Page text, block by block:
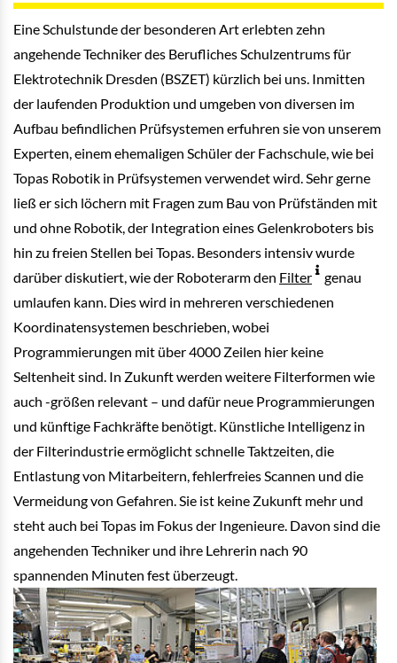
Eine Schulstunde der besonderen Art erlebten zehn
angehende Techniker des Berufliches Schulzentrums für
Elektrotechnik Dresden (BSZET) kürzlich bei uns. Inmitten
der laufenden Produktion und umgeben von diversen im
Aufbau befindlichen Prüfsystemen erfuhren sie von unserem
Experten, einem ehemaligen Schüler der Fachschule, wie bei
Topas Robotik in Prüfsystemen verwendet wird. Sehr gerne
ließ er sich löchern mit Fragen zum Bau von Prüfständen mit
und ohne Robotik, der Integration eines Gelenkroboters bis
hin zu freien Stellen bei Topas. Besonders intensiv wurde
darüber diskutiert, wie der Roboterarm den Filter
genau
umlaufen kann. Dies wird in mehreren verschiedenen
Koordinatensystemen beschrieben, wobei
Programmierungen mit über 4000 Zeilen hier keine
Seltenheit sind. In Zukunft werden weitere Filterformen wie
auch -größen relevant – und dafür neue Programmierungen
und künftige Fachkräfte benötigt. Künstliche Intelligenz in
der Filterindustrie ermöglicht schnelle Taktzeiten, die
Entlastung von Mitarbeitern, fehlerfreies Scannen und die
Vermeidung von Gefahren. Sie ist keine Zukunft mehr und
steht auch bei Topas im Fokus der Ingenieure. Davon sind die
angehenden Techniker und ihre Lehrerin nach 90
spannenden Minuten fest überzeugt.